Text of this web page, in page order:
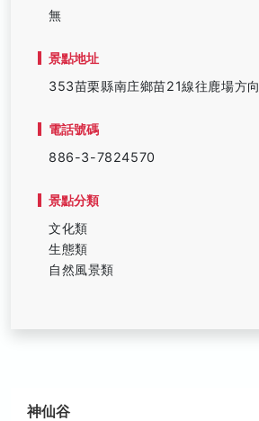
無
景點地址
353苗栗縣南庄鄉苗21線往鹿場方向
電話號碼
886-3-7824570
景點分類
文化類
生態類
自然風景類
神仙谷